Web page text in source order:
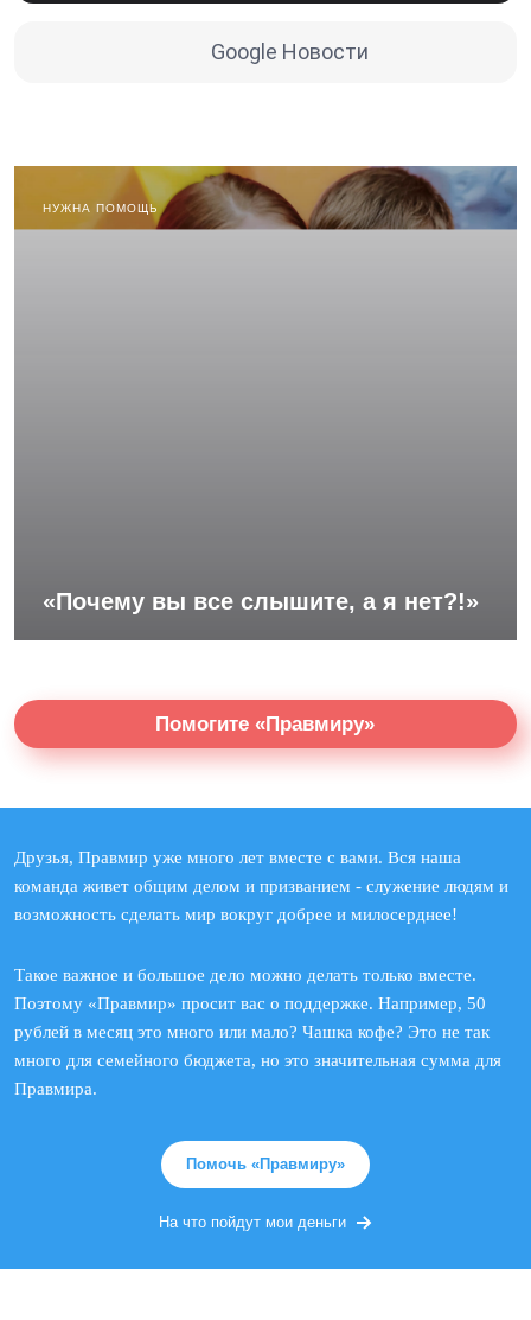
Google Новости
НУЖНА ПОМОЩЬ
«Почему вы все слышите, а я нет?!»
Помогите «Правмиру»
Друзья, Правмир уже много лет вместе с вами. Вся наша
команда живет общим делом и призванием - служение людям и
возможность сделать мир вокруг добрее и милосерднее!
Такое важное и большое дело можно делать только вместе.
Поэтому «Правмир» просит вас о поддержке. Например, 50
рублей в месяц это много или мало? Чашка кофе? Это не так
много для семейного бюджета, но это значительная сумма для
Правмира.
Помочь «Правмиру»
На что пойдут мои деньги